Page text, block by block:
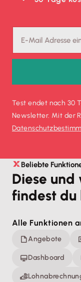
Test endet nach 30
Newsletter. Mit der
Beliebte
Diese und
findest du
Alle Funktionen
Angebote
Dashboard